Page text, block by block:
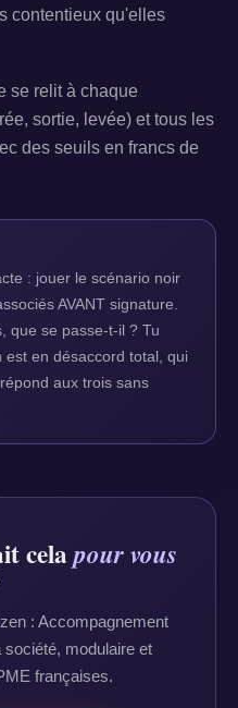
contentieux qu'elles
se relit à chaque
sortie, levée) et tous les
des seuils en francs de
: jouer le scénario noir
AVANT signature.
que se passe-t-il ? Tu
est en désaccord total, qui
aux trois sans
celapour vous
: Accompagnement
modulaire et
françaises.